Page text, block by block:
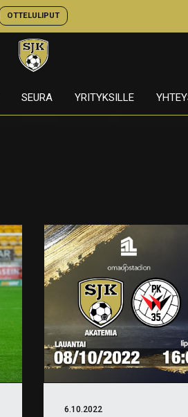
OTTELULIPUT
SEURA YRITYKSILLE
6.10.2022